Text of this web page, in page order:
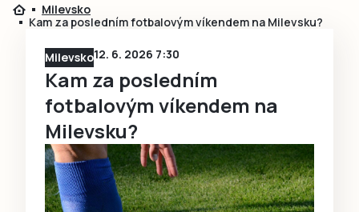
Ještě nemám účet, chci se
Milevsko
Kam za posledním fotbalovým víkendem na Milevsku?
Milevsko12. 6. 2026 7:30
Kam za posledním
fotbalovým víkendem na
Milevsku?